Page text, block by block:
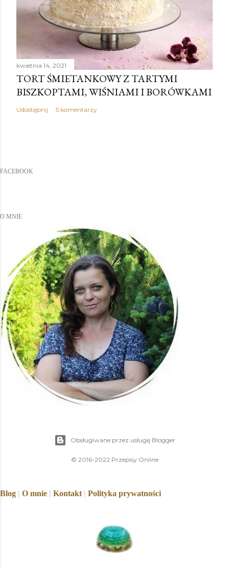
kwietnia 14, 2021
TORT ŚMIETANKOWY Z TARTYMI
BISZKOPTAMI, WIŚNIAMI I BORÓWKAMI
Udostępnij 5 komentarzy
FACEBOOK
O MNIE
Obsługiwane przez usługę Blogger
© 2016-2022 Przepisy Online
Blog | O mnie | Kontakt | Polityka prywatności